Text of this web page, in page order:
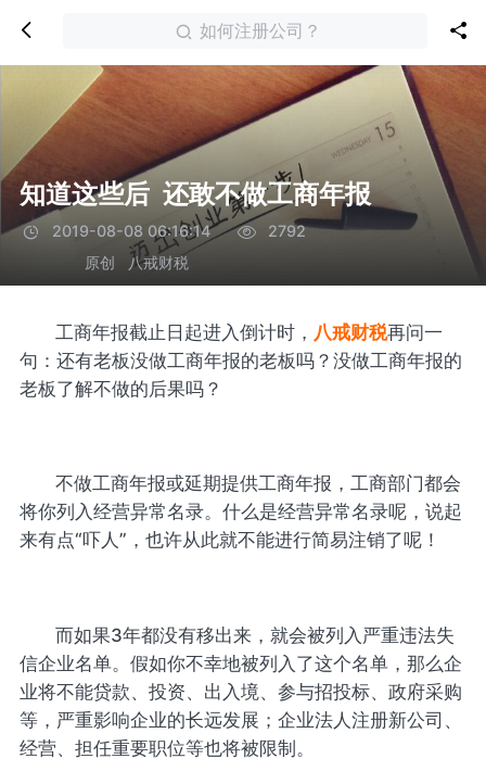
如何注册公司？
知道这些后 还敢不做工商年报
2019-08-08 06:16:14
2792
原创
八戒财税
工商年报截止日起进入倒计时， 八戒财税再问一
句：还有老板没做工商年报的老板吗？没做工商年报的
老板了解不做的后果吗？
不做工商年报或延期提供工商年报，工商部门都会
将你列入经营异常名录。什么是经营异常名录呢，说起
来有点“吓人”，也许从此就不能进行简易注销了呢！
而如果3年都没有移出来，就会被列入严重违法失
信企业名单。假如你不幸地被列入了这个名单，那么企
业将不能贷款、投资、出入境、参与招投标、政府采购
等，严重影响企业的长远发展；企业法人注册新公司、
经营、担任重要职位等也将被限制。